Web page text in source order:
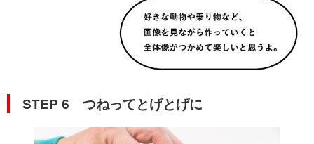
STEP 6 つねってとげとげに